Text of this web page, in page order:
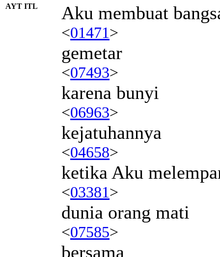
AYT ITL Aku membuat
<01471>
gemetar
<07493>
karena bunyi
<06963>
kejatuhannya
<04658>
ketika Aku
<03381>
dunia orang mati
<07585>
bersama